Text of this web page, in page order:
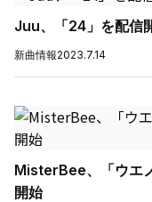
Juu、「24」を配信
新曲情報2023.7.14
MisterBee、「ウエ
開始